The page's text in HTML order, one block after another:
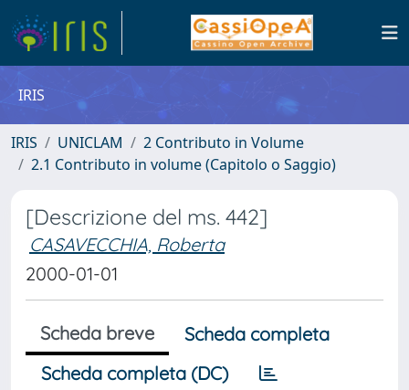
IRIS
IRIS UNICLAM
2 Contributo in Volume
2.1 Contributo in volume (Capitolo o Saggio)
[Descrizione del ms. 442]
CASAVECCHIA, Roberta
2000-01-01
Scheda breve
Scheda completa
Scheda completa (DC)